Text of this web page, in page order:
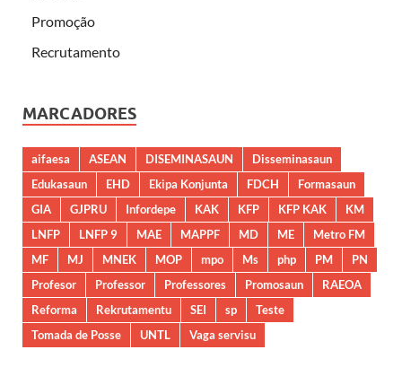
Promoção
Recrutamento
MARCADORES
aifaesa ASEAN DISEMINASAUN
Disseminasaun
Edukasaun
EHD Ekipa Konjunta FDCH
Formasaun
GIA
GJPRU Infordepe KAK KFP KFP KAK
KM
LNFP
LNFP 9 MAE MAPPF MD ME
Metro FM
MF
MJ MNEK MOP mpo Ms php PM
PN
Profesor
Professor Professores Promosaun
RAEOA
Reforma
Rekrutamentu SEI sp
Teste
Tomada de Posse
UNTL Vaga servisu